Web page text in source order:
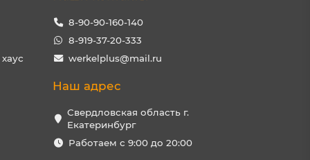
8-90-90-160-140
8-919-37-20-333
werkelplus@mail.ru
Наш адрес
Свердловская область г.
Екатеринбург
Работаем с 9:00 до 20:00